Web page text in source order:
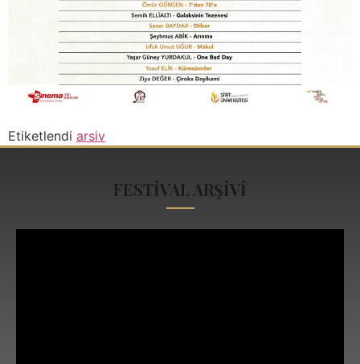
Etiketlendi arsiv
FESTİVAL ARŞİVİ